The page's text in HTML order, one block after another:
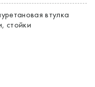
втулка
стойки